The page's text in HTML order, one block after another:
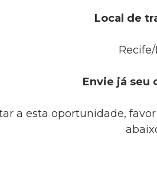
Local de
Recife/
Envie já seu
a esta oportunidade,